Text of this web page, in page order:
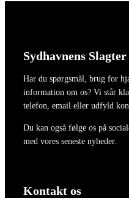
Sydhavnens Slagter
Har du spørgsmål, brug for
information om os? Vi står
telefon, email eller udfyld
Du kan også følge os på
med vores seneste nyheder.
Kontakt os